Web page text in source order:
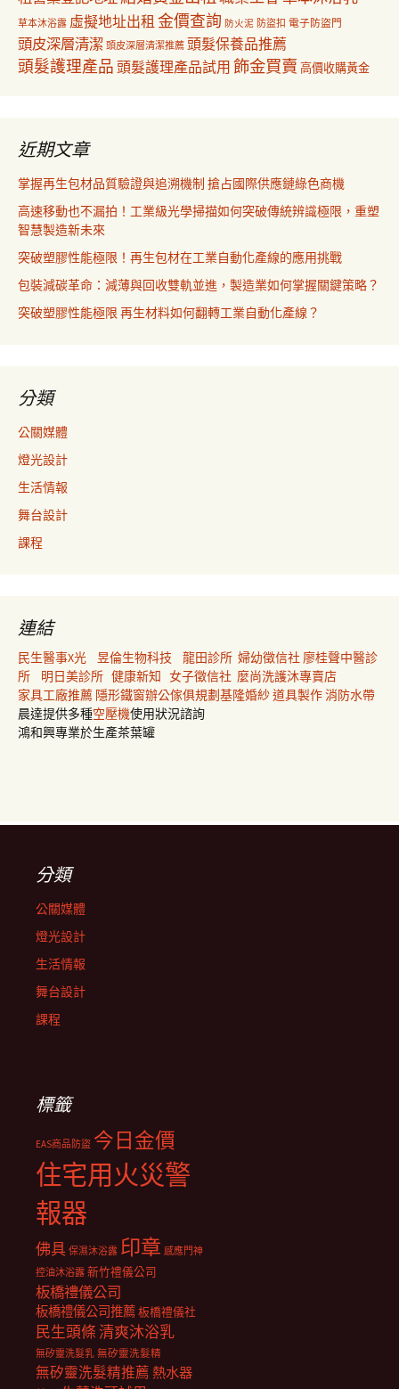
草本沐浴露 虛擬地址出租 金價查詢 防火泥 防盜扣 電子防盜門
頭皮深層清潔 頭皮深層清潔推薦 頭髮保養品推薦
頭髮護理產品 頭髮護理產品試用 飾金買賣 高價收購黃金
近期文章
掌握再生包材品質驗證與追溯機制 搶占國際供應鏈綠色商機
高速移動也不漏拍！工業級光學掃描如何突破傳統辨識極限，重塑
智慧製造新未來
突破塑膠性能極限！再生包材在工業自動化產線的應用挑戰
包裝減碳革命：減薄與回收雙軌並進，製造業如何掌握關鍵策略？
突破塑膠性能極限 再生材料如何翻轉工業自動化產線？
分類
公關媒體
燈光設計
生活情報
舞台設計
課程
連結
民生醫事X光 昱倫生物科技 龍田診所 婦幼徵信社 廖桂聲中醫診
所
明日美診所 健康新知 女子徵信社 麼尚洗護沐專賣店
家具工廠推薦 隱形鐵窗辦公傢俱規劃基隆婚紗道具製作消防水帶
晨達提供多種空壓機使用狀況諮詢
鴻和興專業於生產茶葉罐
分類
公關媒體
燈光設計
生活情報
舞台設計
課程
標籤
EAS商品防盜 今日金價
住宅用火災警
報器
佛具 保濕沐浴露 印章 感應門神
控油沐浴露 新竹禮儀公司
板橋禮儀公司
板橋禮儀公司推薦板橋禮儀社
民生頭條清爽沐浴乳
無矽靈洗髮乳 無矽靈洗髮精
無矽靈洗髮精推薦 熱水器